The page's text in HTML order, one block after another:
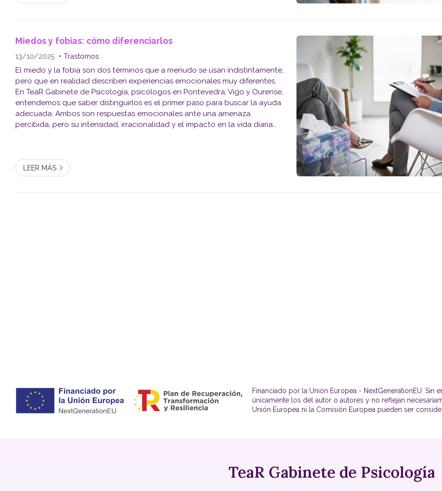
Miedos y fobias: cómo diferenciarlos
13/10/2025 Trastornos
El miedo y la fobia son dos términos que a menudo se usan indistintamente,
pero que en realidad describen experiencias emocionales muy diferentes.
En TeaR Gabinete de Psicología, psicólogos en Pontevedra, Vigo y Ourense,
entendemos que saber distinguirlos es el primer paso para buscar la ayuda
adecuada. Ambos son respuestas emocionales ante una amenaza
percibida, pero su intensidad, irracionalidad y el impacto en la vida diaria
LEER MÁS
Financiado por la Unión Europea - NextGenerationEU.
únicamente los del autor o autores y no reflejan
Unión Europea ni la Comisión Europea pueden ser
TeaR Gabinete de Psicología